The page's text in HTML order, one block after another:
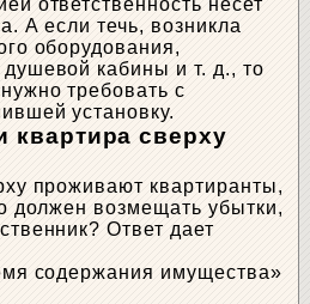
ответственность несет
А если течь, возникла
оборудования,
кабины и т. д., то
требовать с
установку.
квартира сверху
проживают квартиранты,
должен возмещать убытки,
Ответ дает
содержания имущества»